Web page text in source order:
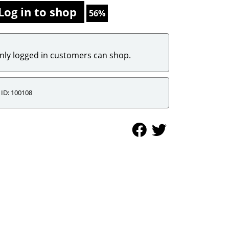
in to shop 56%
logged in customers can shop.
ID: 100108